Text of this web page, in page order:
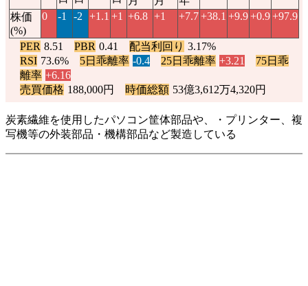
株価
(%)
0 -1 -2 +1.1 +1 +6.8 +1 +7.7+38.1 +9.9+0.9+97.9
PER 8.51 PBR 0.41 配当利回り 3.17%
RSI 73.6% 5日乖離率 -0.4 25日乖離率 +3.21
75日乖
離率 +6.16
売買価格 188,000円 時価総額 53億3,612万4,320円
炭素繊維を使用したパソコン筐体部品や、・プリンター、複
写機等の外装部品・機構部品など製造している